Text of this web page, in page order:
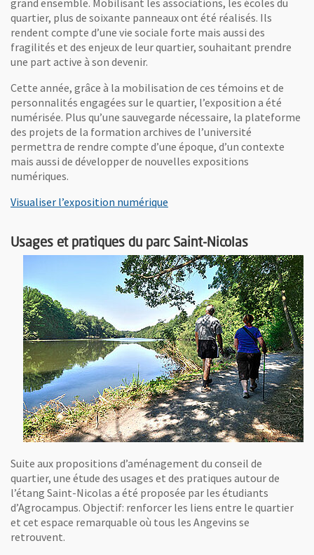
quartier, plus de soixante panneaux ont été réalisés. Ils
rendent compte d’une vie sociale forte mais aussi des
fragilités et des enjeux de leur quartier, souhaitant prendre
une part active à son devenir.
Cette année, grâce à la mobilisation de ces témoins et de
personnalités engagées sur le quartier, l’exposition a été
numérisée. Plus qu’une sauvegarde nécessaire, la plateforme
des projets de la formation archives de l’université
permettra de rendre compte d’une époque, d’un contexte
mais aussi de développer de nouvelles expositions
numériques.
Visualiser l’exposition numérique
Usages et pratiques du parc Saint-Nicolas
Suite aux propositions d’aménagement du conseil de
quartier, une étude des usages et des pratiques autour de
l’étang Saint-Nicolas a été proposée par les étudiants
d’Agrocampus. Objectif: renforcer les liens entre le quartier
et cet espace remarquable où tous les Angevins se
retrouvent.